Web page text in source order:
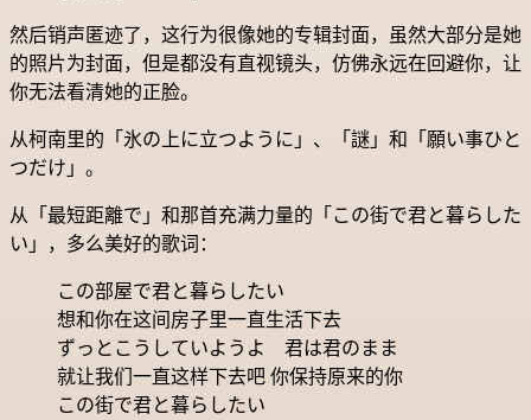
然后销声匿迹了，这行为很像她的专辑封面，虽然大部分是她
的照片为封面，但是都没有直视镜头，仿佛永远在回避你，让
你无法看清她的正脸。
从柯南里的「氷の上に立つように」、「謎」和「願い事ひと
つだけ」。
从「最短距離で」和那首充满力量的「この街で君と暮らした
い」，多么美好的歌词：
この部屋で君と暮らしたい
想和你在这间房子里一直生活下去
ずっとこうしていようよ 君は君のまま
就让我们一直这样下去吧 你保持原来的你
この街で君と暮らしたい